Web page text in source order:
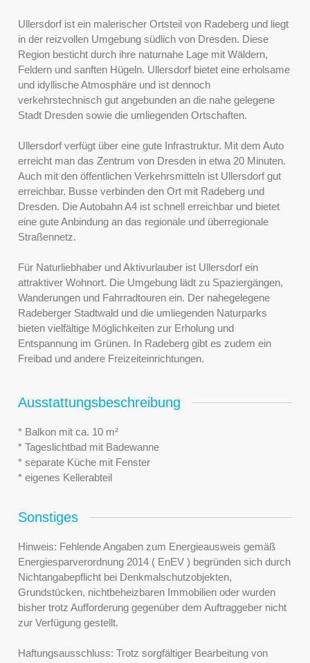
Ullersdorf ist ein malerischer Ortsteil von Radeberg und liegt
in der reizvollen Umgebung südlich von Dresden. Diese
Region besticht durch ihre naturnahe Lage mit Wäldern,
Feldern und sanften Hügeln. Ullersdorf bietet eine erholsame
und idyllische Atmosphäre und ist dennoch
verkehrstechnisch gut angebunden an die nahe gelegene
Stadt Dresden sowie die umliegenden Ortschaften.
Ullersdorf verfügt über eine gute Infrastruktur. Mit dem Auto
erreicht man das Zentrum von Dresden in etwa 20 Minuten.
Auch mit den öffentlichen Verkehrsmitteln ist Ullersdorf gut
erreichbar. Busse verbinden den Ort mit Radeberg und
Dresden. Die Autobahn A4 ist schnell erreichbar und bietet
eine gute Anbindung an das regionale und überregionale
Straßennetz.
Für Naturliebhaber und Aktivurlauber ist Ullersdorf ein
attraktiver Wohnort. Die Umgebung lädt zu Spaziergängen,
Wanderungen und Fahrradtouren ein. Der nahegelegene
Radeberger Stadtwald und die umliegenden Naturparks
bieten vielfältige Möglichkeiten zur Erholung und
Entspannung im Grünen. In Radeberg gibt es zudem ein
Freibad und andere Freizeiteinrichtungen.
Ausstattungsbeschreibung
* Balkon mit ca. 10 m²
* Tageslichtbad mit Badewanne
* separate Küche mit Fenster
* eigenes Kellerabteil
Sonstiges
Hinweis: Fehlende Angaben zum Energieausweis gemäß
Energiesparverordnung 2014 ( EnEV ) begründen sich durch
Nichtangabepflicht bei Denkmalschutzobjekten,
Grundstücken, nichtbeheizbaren Immobilien oder wurden
bisher trotz Aufforderung gegenüber dem Auftraggeber nicht
zur Verfügung gestellt.
Haftungsausschluss: Trotz sorgfältiger Bearbeitung von